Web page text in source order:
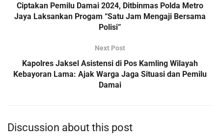
Ciptakan Pemilu Damai 2024, Ditbinmas Polda Metro
Jaya Laksankan Progam “Satu Jam Mengaji Bersama
Polisi”
Next Post
Kapolres Jaksel Asistensi di Pos Kamling Wilayah
Kebayoran Lama: Ajak Warga Jaga Situasi dan Pemilu
Damai
Discussion about this post